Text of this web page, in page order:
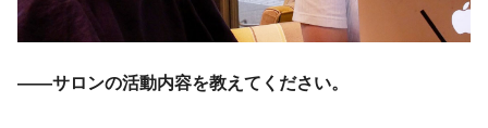
――サロンの活動内容を教えてください。